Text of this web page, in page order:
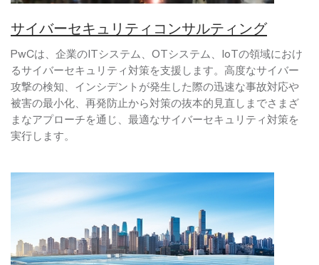
サイバーセキュリティコンサルティング
PwCは、企業のITシステム、OTシステム、IoTの領域におけ
るサイバーセキュリティ対策を支援します。高度なサイバー
攻撃の検知、インシデントが発生した際の迅速な事故対応や
被害の最小化、再発防止から対策の抜本的見直しまでさまざ
まなアプローチを通じ、最適なサイバーセキュリティ対策を
実行します。